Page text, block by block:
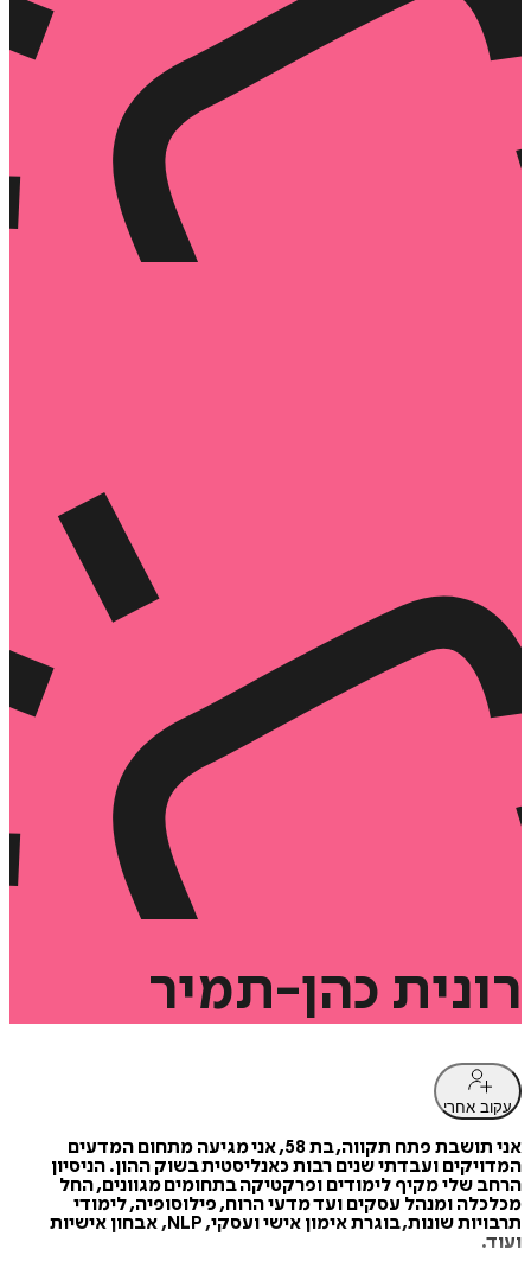
רונית כהן-תמיר
עקוב אחרי
אני תושבת פתח תקווה, בת 58, אני מגיעה מתחום המדעים
המדויקים ועבדתי שנים רבות כאנליסטית בשוק ההון. הניסיון
הרחב שלי מקיף לימודים ופרקטיקה בתחומים מגוונים, החל
מכלכלה ומנהל עסקים ועד מדעי הרוח, פילוסופיה, לימודי
תרבויות שונות, בוגרת אימון אישי ועסקי, NLP, אבחון אישיות
ועוד.